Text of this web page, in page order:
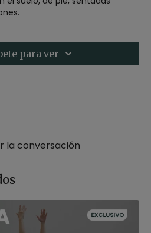
en el Museo Würth la Rioja
para ver
la conversación